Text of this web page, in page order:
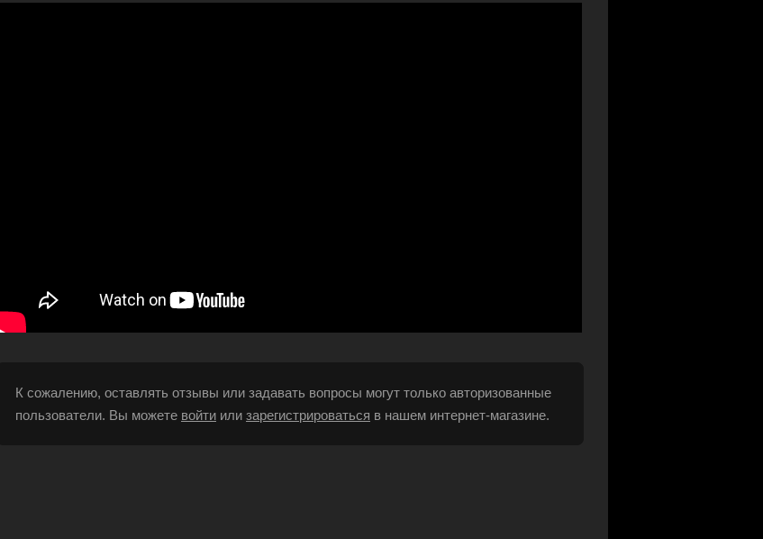
К сожалению, оставлять отзывы или задавать вопросы могут только авторизованные
пользователи. Вы можете войти или зарегистрироваться в нашем интернет-магазине.